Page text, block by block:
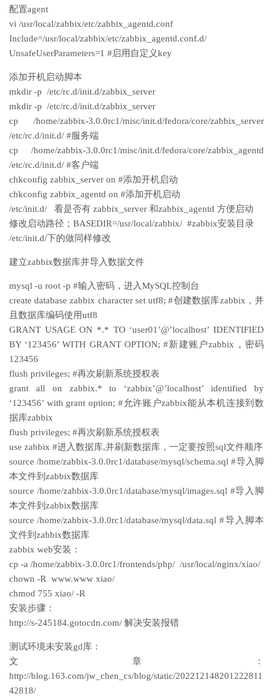
配置agent
vi /usr/local/zabbix/etc/zabbix_agentd.conf
Include=/usr/local/zabbix/etc/zabbix_agentd.conf.d/
UnsafeUserParameters=1 #启用自定义key
添加开机启动脚本
mkdir -p /etc/rc.d/init.d/zabbix_server
mkdir -p /etc/rc.d/init.d/zabbix_server
cp /home/zabbix-3.0.0rc1/misc/init.d/fedora/core/zabbix_server
/etc/rc.d/init.d/ #服务端
cp /home/zabbix-3.0.0rc1/misc/init.d/fedora/core/zabbix_agentd
/etc/rc.d/init.d/ #客户端
chkconfig zabbix_server on #添加开机启动
chkconfig zabbix_agentd on #添加开机启动
/etc/init.d/ 看是否有 zabbix_server 和zabbix_agentd 方便启动
修改启动路径；BASEDIR=/usr/local/zabbix/ #zabbix安装目录
/etc/init.d/下的做同样修改
建立zabbix数据库并导入数据文件
mysql -u root -p #输入密码，进入MySQL控制台
create database zabbix character set utf8; #创建数据库zabbix，并
且数据库编码使用utf8
GRANT USAGE ON *.* TO ‘user01’@’localhost’ IDENTIFIED
BY ‘123456’ WITH GRANT OPTION; #新建账户zabbix，密码
123456
flush privileges; #再次刷新系统授权表
grant all on zabbix.* to ‘zabbix’@’localhost’ identified by
‘123456’ with grant option; #允许账户zabbix能从本机连接到数
据库zabbix
flush privileges; #再次刷新系统授权表
use zabbix #进入数据库,并刷新数据库，一定要按照sql文件顺序
source /home/zabbix-3.0.0rc1/database/mysql/schema.sql #导入脚
本文件到zabbix数据库
source /home/zabbix-3.0.0rc1/database/mysql/images.sql #导入脚
本文件到zabbix数据库
source /home/zabbix-3.0.0rc1/database/mysql/data.sql #导入脚本
文件到zabbix数据库
zabbix web安装：
cp -a /home/zabbix-3.0.0rc1/frontends/php/ /usr/local/nginx/xiao/
chown -R www.www xiao/
chmod 755 xiao/ -R
安装步骤：
http://s-245184.gotocdn.com/ 解决安装报错
测试环境未安装gd库：
文章：
http://blog.163.com/jw_chen_cs/blog/static/202212148201222811
42818/